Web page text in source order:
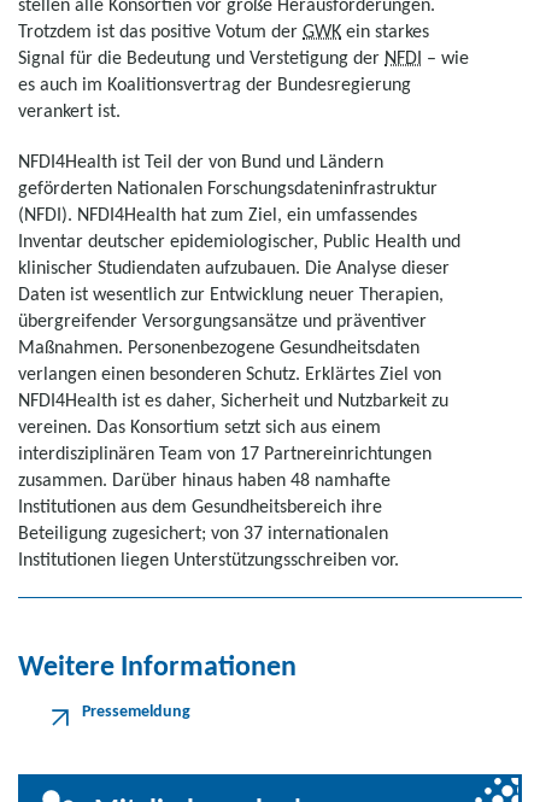
Trotzdem ist das positive Votum der GWK ein starkes
Signal für die Bedeutung und Verstetigung der NFDI – wie
es auch im Koalitionsvertrag der Bundesregierung
verankert ist.
NFDI4Health ist Teil der von Bund und Ländern
geförderten Nationalen Forschungsdateninfrastruktur
(NFDI). NFDI4Health hat zum Ziel, ein umfassendes
Inventar deutscher epidemiologischer, Public Health und
klinischer Studiendaten aufzubauen. Die Analyse dieser
Daten ist wesentlich zur Entwicklung neuer Therapien,
übergreifender Versorgungsansätze und präventiver
Maßnahmen. Personenbezogene Gesundheitsdaten
verlangen einen besonderen Schutz. Erklärtes Ziel von
NFDI4Health ist es daher, Sicherheit und Nutzbarkeit zu
vereinen. Das Konsortium setzt sich aus einem
interdisziplinären Team von 17 Partnereinrichtungen
zusammen. Darüber hinaus haben 48 namhafte
Institutionen aus dem Gesundheitsbereich ihre
Beteiligung zugesichert; von 37 internationalen
Institutionen liegen Unterstützungsschreiben vor.
Weitere Informationen
Pressemeldung